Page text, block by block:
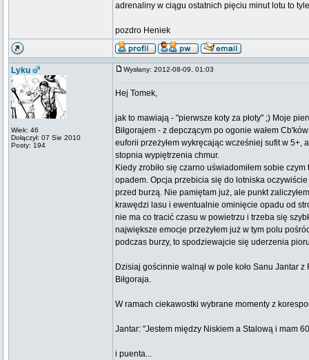
adrenaliny w ciągu ostatnich pięciu minut lotu to
pozdro Heniek
Lyku
Wiek: 46
Dołączył: 07 Sie 2010
Posty: 194
Wysłany: 2012-08-09, 01:03
Hej Tomek,
jak to mawiają - "pierwsze koty za płoty" ;) Moje
Biłgorajem - z depczącym po ogonie wałem
euforii przeżyłem wykręcając wcześniej sufit w 5+,
stopnia wypiętrzenia chmur.
Kiedy zrobiło się czarno uświadomiłem sobie
opadem. Opcja przebicia się do lotniska
przed burzą. Nie pamiętam już, ale punkt
krawędzi lasu i ewentualnie ominięcie opadu od
nie ma co tracić czasu w powietrzu i trzeba się
największe emocje przeżyłem już w tym polu
podczas burzy, to spodziewajcie się uderzenia
Dzisiaj gościnnie walnął w pole koło Sanu Jantar
Biłgoraja.
W ramach ciekawostki wybrane momenty z
Jantar: "Jestem między Niskiem a Stalową i mam
i puenta...